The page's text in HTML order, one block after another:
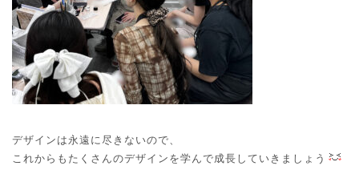
デザインは永遠に尽きないので、
これからもたくさんのデザインを学んで成長していきましょう